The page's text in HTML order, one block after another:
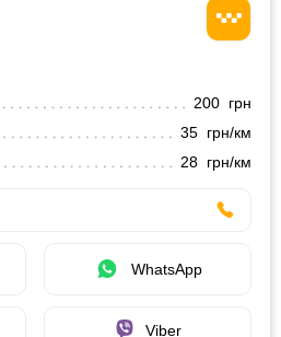
200 грн
35 грн/км
28 грн/км
WhatsApp
Viber